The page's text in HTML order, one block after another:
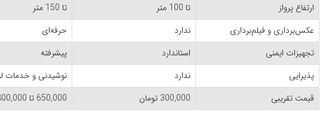
ارتفاع پرواز تا 100 متر
تا 150 متر
عکس‌برداری و فیلم‌برداری
ندارد
حرفه‌ای
تجهیزات ایمنی
استاندارد
پیشرفته
پذیرایی
ندارد
نوشیدنی و خدمات
قیمت تقریبی
300,000 تومان 650,000 تا 800,000 تومان